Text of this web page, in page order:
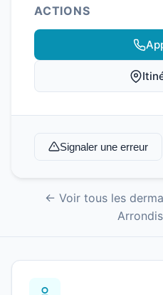
ACTIONS
Signaler une erreur
← Voir tous les